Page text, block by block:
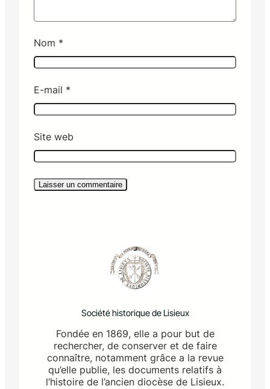
Nom *
E-mail *
Site web
Société historique de Lisieux
Fondée en 1869, elle a pour but de
rechercher, de conserver et de faire
connaître, notamment grâce a la revue
qu’elle publie, les documents relatifs à
l’histoire de l’ancien diocèse de Lisieux.